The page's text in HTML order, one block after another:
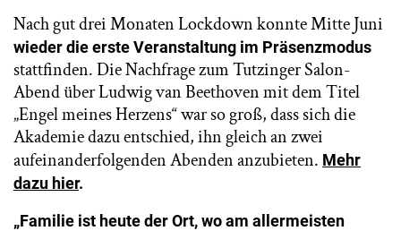
Nach gut drei Monaten Lockdown konnte Mitte Juni
wieder die erste Veranstaltung im Präsenzmodus
stattfinden. Die Nachfrage zum Tutzinger Salon-
Abend über Ludwig van Beethoven mit dem Titel
„Engel meines Herzens“ war so groß, dass sich die
Akademie dazu entschied, ihn gleich an zwei
aufeinanderfolgenden Abenden anzubieten. Mehr
dazu hier.
„Familie ist heute der Ort, wo am allermeisten